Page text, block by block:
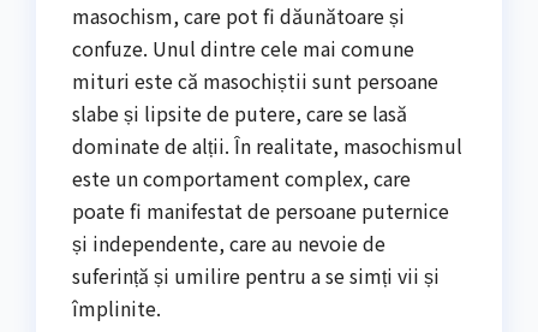
masochism, care pot fi dăunătoare și
confuze. Unul dintre cele mai comune
mituri este că masochiștii sunt persoane
slabe și lipsite de putere, care se lasă
dominate de alții. În realitate, masochismul
este un comportament complex, care
poate fi manifestat de persoane puternice
și independente, care au nevoie de
suferință și umilire pentru a se simți vii și
împlinite.